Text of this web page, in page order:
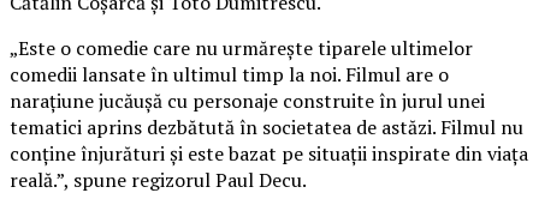
„Este o comedie care nu urmărește tiparele ultimelor
comedii lansate în ultimul timp la noi. Filmul are o
narațiune jucăușă cu personaje construite în jurul unei
tematici aprins dezbătută în societatea de astăzi. Filmul nu
conține înjurături și este bazat pe situații inspirate din viața
reală.”, spune regizorul Paul Decu.